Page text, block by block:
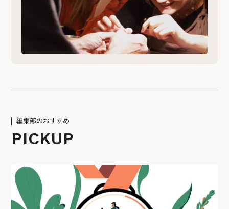
編集部のおすすめ
PICKUP